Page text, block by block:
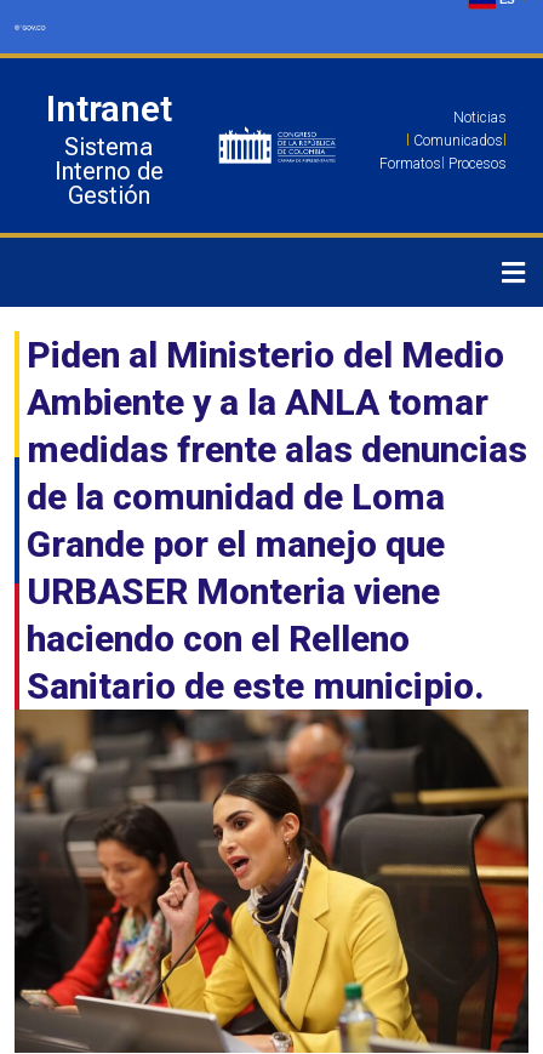
Intranet
Sistema
Interno de
Gestión
Noticias
Comunicados
Formatos Procesos
Piden al Ministerio del Medio
Ambiente y a la ANLA tomar
medidas frente alas denuncias
de la comunidad de Loma
Grande por el manejo que
URBASER Monteria viene
haciendo con el Relleno
Sanitario de este municipio.